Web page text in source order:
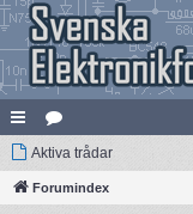
na
bb
at
eg
Aktiva trådar
Forumindex